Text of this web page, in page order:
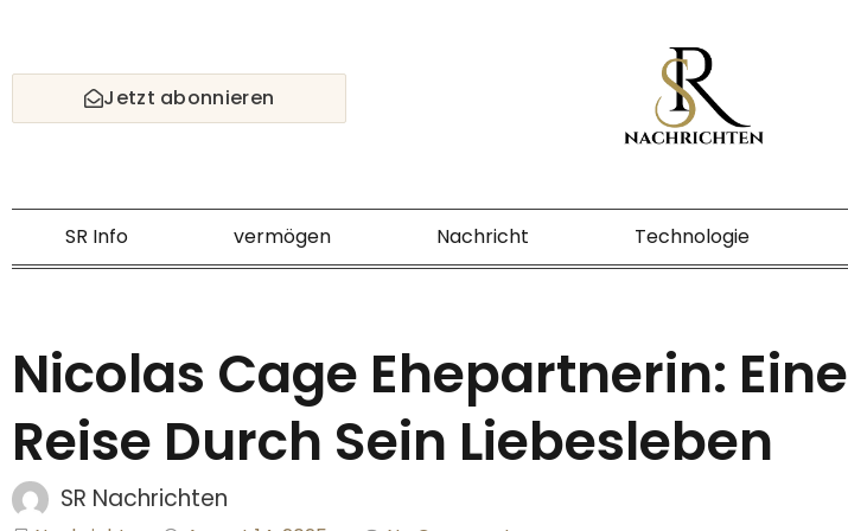
content
Jetzt abonnieren
SR Info vermögen Nachricht Technologie
Nicolas Cage Ehepartnerin: Eine
Reise Durch Sein Liebesleben
SR Nachrichten